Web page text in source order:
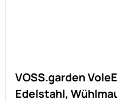
VOSS.garden
Edelstahl,